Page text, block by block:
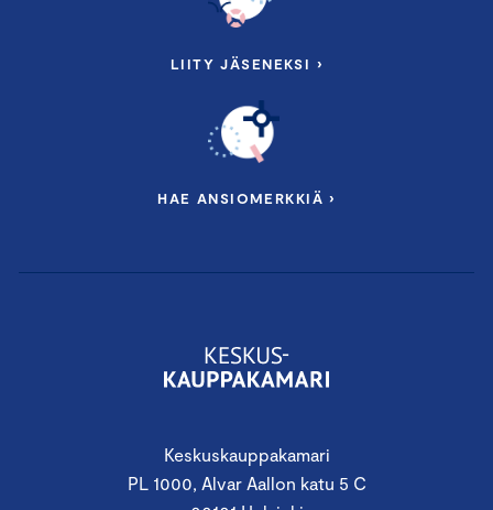
Keskuskauppakamari
PL 1000, Alvar Aallon katu 5 C
LIITY JÄSENEKSI ›
HAE ANSIOMERKKIÄ ›